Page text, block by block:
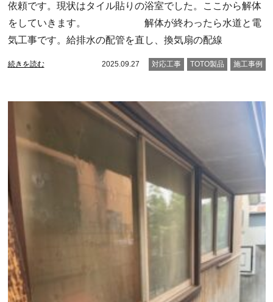
依頼です。現状はタイル貼りの浴室でした。ここから解体
をしていきます。 解体が終わったら水道と電
気工事です。給排水の配管を直し、換気扇の配線
続きを読む 2025.09.27 対応工事 TOTO製品 施工事例